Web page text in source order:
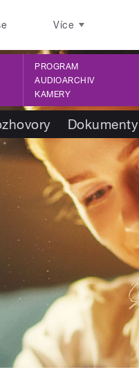
Více
PROGRAM
AUDIOARCHIV
KAMERY
Dokumenty